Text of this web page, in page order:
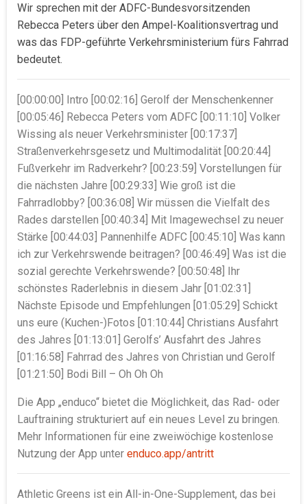
Wir sprechen mit der ADFC-Bundesvorsitzenden
Rebecca Peters über den Ampel-Koalitionsvertrag und
was das FDP-geführte Verkehrsministerium fürs Fahrrad
bedeutet.
[00:00:00] Intro [00:02:16] Gerolf der Menschenkenner
[00:05:46] Rebecca Peters vom ADFC [00:11:10] Volker
Wissing als neuer Verkehrsminister [00:17:37]
Straßenverkehrsgesetz und Multimodalität [00:20:44]
Fußverkehr im Radverkehr? [00:23:59] Vorstellungen für
die nächsten Jahre [00:29:33] Wie groß ist die
Fahrradlobby? [00:36:08] Wir müssen die Vielfalt des
Rades darstellen [00:40:34] Mit Imagewechsel zu neuer
Stärke [00:44:03] Pannenhilfe ADFC [00:45:10] Was kann
ich zur Verkehrswende beitragen? [00:46:49] Was ist die
sozial gerechte Verkehrswende? [00:50:48] Ihr
schönstes Raderlebnis in diesem Jahr [01:02:31]
Nächste Episode und Empfehlungen [01:05:29] Schickt
uns eure (Kuchen-)Fotos [01:10:44] Christians Ausfahrt
des Jahres [01:13:01] Gerolfs’ Ausfahrt des Jahres
[01:16:58] Fahrrad des Jahres von Christian und Gerolf
[01:21:50] Bodi Bill – Oh Oh Oh
Die App „enduco“ bietet die Möglichkeit, das Rad- oder
Lauftraining strukturiert auf ein neues Level zu bringen.
Mehr Informationen für eine zweiwöchige kostenlose
Nutzung der App unter enduco.app/antritt
Athletic Greens ist ein All-in-One-Supplement, das bei